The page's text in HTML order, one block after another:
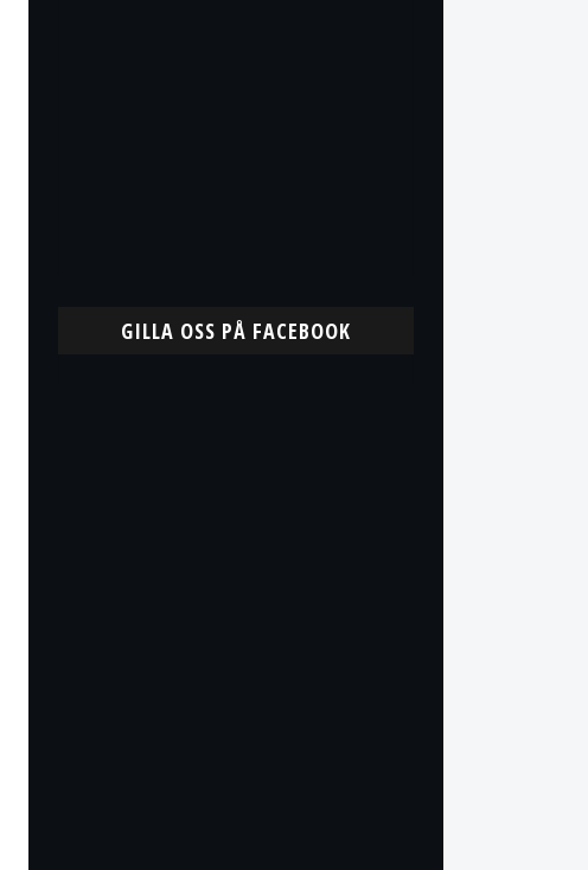
GILLA OSS PÅ FACEBOOK